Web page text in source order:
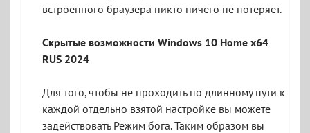
встроенного браузера никто ничего не потеряет.
Скрытые возможности Windows 10 Home x64
RUS 2024
Для того, чтобы не проходить по длинному пути к
каждой отдельно взятой настройке вы можете
задействовать Режим бога. Таким образом вы